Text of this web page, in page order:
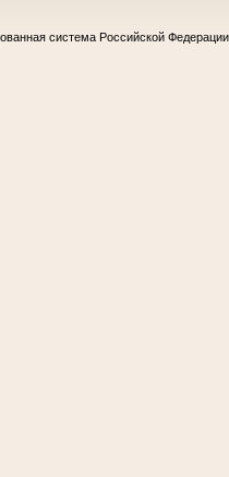
система Российской